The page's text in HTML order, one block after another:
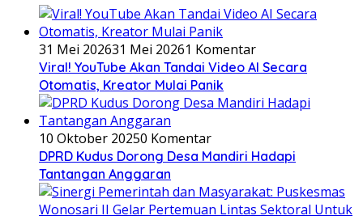
31 Mei 202631 Mei 20261 Komentar
Viral! YouTube Akan Tandai Video AI Secara
Otomatis, Kreator Mulai Panik
10 Oktober 20250 Komentar
DPRD Kudus Dorong Desa Mandiri Hadapi
Tantangan Anggaran